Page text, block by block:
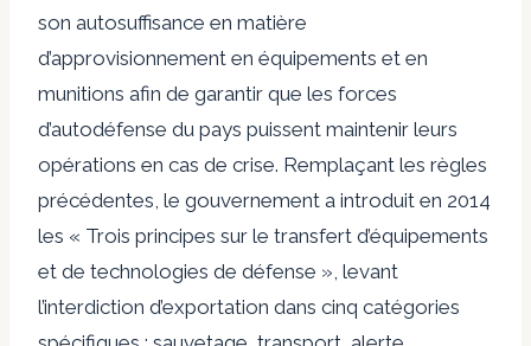
son autosuffisance en matière
d’approvisionnement en équipements et en
munitions afin de garantir que les forces
d’autodéfense du pays puissent maintenir leurs
opérations en cas de crise. Remplaçant les règles
précédentes, le gouvernement a introduit en 2014
les « Trois principes sur le transfert d’équipements
et de technologies de défense », levant
l’interdiction d’exportation dans cinq catégories